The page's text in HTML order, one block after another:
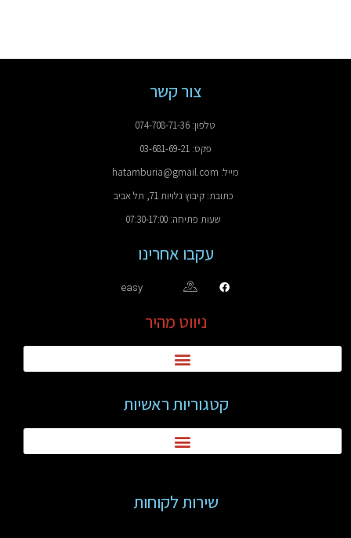
צור קשר
טלפון: 074-708-71-36
פקס: 03-681-69-21
מייל: hatamburia@gmail.com
כתובת: קיבוץ גלויות 71, תל אביב
שעות פתיחה: 07:30-17:00
עקבו אחרינו
easy
ניווט מהיר
קטגוריות ראשיות
שירות לקוחות